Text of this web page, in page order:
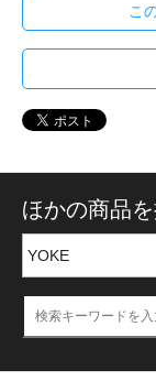
こ
ほかの商品